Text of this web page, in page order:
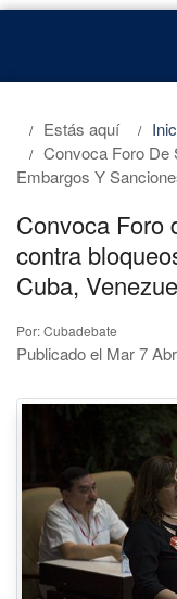
Estás aquí
Convoca Foro De
Embargos Y
Convoca Foro
contra
Cuba,
Por: Cubadebate
Publicado el Mar 7